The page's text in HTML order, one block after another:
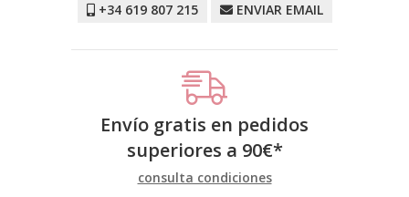
+34 619 807 215 ENVIAR EMAIL
Envío gratis en pedidos
superiores a 90€*
consulta condiciones